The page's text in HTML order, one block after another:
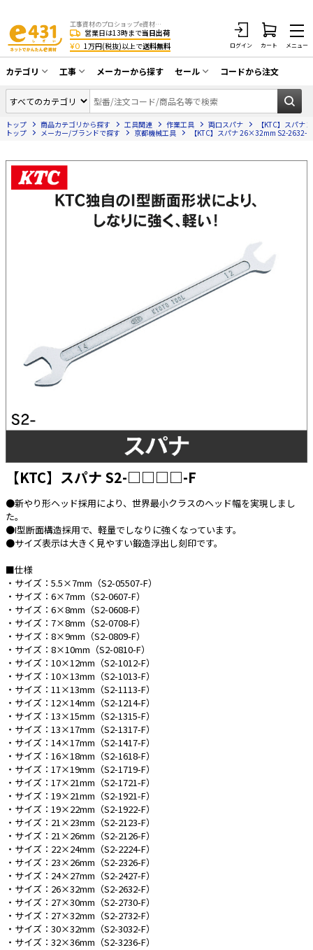
工事資材のプロショップe資材 CATV・アンテナ・防犯・光・LAN・電気・空調工事など
営業日は13時まで当日出荷
¥0 1万円(税抜)以上で送料無料 ログイン カート メニュー
カテゴリ
同軸ケーブル／テレビ用接栓／関連工具
アンテナ・取付金具・ブースター／CATV
部材類
プ類 他）
防犯工事関連
HDMIケーブル・周辺機器／RCAケーブル
LANケーブル・コネクタ・関連資材/機器
エアコン・換気扇・空調資材
太陽光発電ケーブル・コネクタ・関連資
材/機器
電源ケーブル／コネクタ／分電盤／ブレ
電源タップ・延長コード
スイッチ・コンセント（配線器具）
みカバー
工具関連
感染症関連
その他
e431オリジナル
暑さ対策
販売終了品
工事
CATV・アンテナ工事
光工事・FTTH工事
LAN配線工事
電話工事
照明設置工事
太陽光発電工事
ホテル・病院向け
メーカーから探す セール
在庫一掃セール
コードから注文
トップ 商品カテゴリから探す 工具関連 作業工具 両口スパナ
【KTC】スパ
トップ
メーカー/ブランドで探す 京都機械工具 【KTC】スパナ 26×32mm S2-2632-F
【KTC】スパナ S2-□□□□-F
●新やり形ヘッド採用により、世界最小クラスのヘッド幅を実現しまし
た。
●I型断面構造採用で、軽量でしなりに強くなっています。
●サイズ表示は大きく見やすい鍛造浮出し刻印です。
■仕様
・サイズ：5.5×7mm（S2-05507-F）
・サイズ：6×7mm（S2-0607-F）
・サイズ：6×8mm（S2-0608-F）
・サイズ：7×8mm（S2-0708-F）
・サイズ：8×9mm（S2-0809-F）
・サイズ：8×10mm（S2-0810-F）
・サイズ：10×12mm（S2-1012-F）
・サイズ：10×13mm（S2-1013-F）
・サイズ：11×13mm（S2-1113-F）
・サイズ：12×14mm（S2-1214-F）
・サイズ：13×15mm（S2-1315-F）
・サイズ：13×17mm（S2-1317-F）
・サイズ：14×17mm（S2-1417-F）
・サイズ：16×18mm（S2-1618-F）
・サイズ：17×19mm（S2-1719-F）
・サイズ：17×21mm（S2-1721-F）
・サイズ：19×21mm（S2-1921-F）
・サイズ：19×22mm（S2-1922-F）
・サイズ：21×23mm（S2-2123-F）
・サイズ：21×26mm（S2-2126-F）
・サイズ：22×24mm（S2-2224-F）
・サイズ：23×26mm（S2-2326-F）
・サイズ：24×27mm（S2-2427-F）
・サイズ：26×32mm（S2-2632-F）
・サイズ：27×30mm（S2-2730-F）
・サイズ：27×32mm（S2-2732-F）
・サイズ：30×32mm（S2-3032-F）
・サイズ：32×36mm（S2-3236-F）